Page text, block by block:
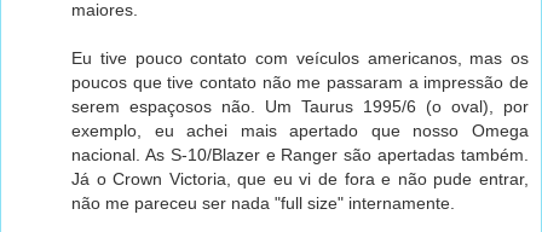
maiores.
Eu tive pouco contato com veículos americanos, mas os
poucos que tive contato não me passaram a impressão de
serem espaçosos não. Um Taurus 1995/6 (o oval), por
exemplo, eu achei mais apertado que nosso Omega
nacional. As S-10/Blazer e Ranger são apertadas também.
Já o Crown Victoria, que eu vi de fora e não pude entrar,
não me pareceu ser nada "full size" internamente.